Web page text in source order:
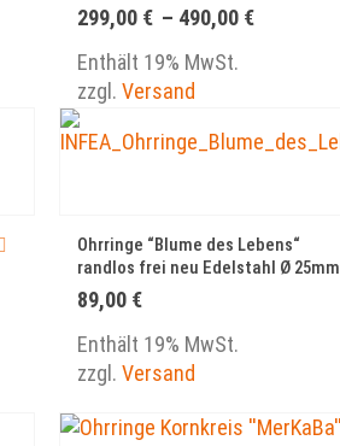
299,00 € – 490,00 €
Enthält 19% MwSt.
zzgl. Versand
Ohrringe “Blume des Lebens“
randlos frei neu Edelstahl Ø 25mm
89,00 €
Enthält 19% MwSt.
zzgl. Versand